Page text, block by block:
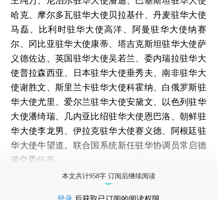
哈克、摩尔多瓦驻华大使贝拉基什、丹麦驻华大使
马磊、比利时驻华大使高洋、阿曼驻华大使纳赛
尔、冈比亚驻华大使康蒂、塔吉克斯坦驻华大使萨
义德佐达、英国驻华大使吴若兰、委内瑞拉驻华大
使普拉森西亚、日本驻华大使垂秀夫、南非驻华大
使谢胜文、斯里兰卡驻华大使科霍纳、白俄罗斯驻
华大使尤里、爱尔兰驻华大使安黛文、以色列驻华
大使潘绮瑞、几内亚比绍驻华大使恩巴洛、朝鲜驻
华大使李龙男、伊拉克驻华大使赛义德、阿根廷驻
华大使牛望道。联合国系统新任驻华协调员常启德
递交委任书。
本文共计958字 订阅后继续阅读